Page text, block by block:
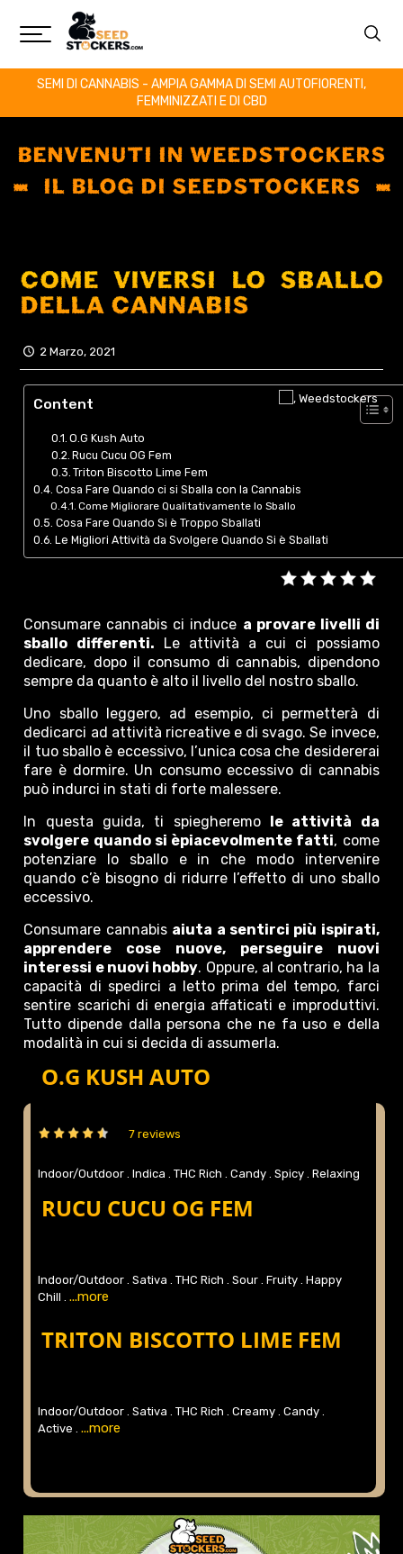
SEMI DI CANNABIS - AMPIA GAMMA DI SEMI AUTOFIORENTI,
FEMMINIZZATI E DI CBD
BENVENUTI IN WEEDSTOCKERS
IL BLOG DI SEEDSTOCKERS
COME VIVERSI LO SBALLO
DELLA CANNABIS
2 Marzo, 2021
Content
O.G Kush Auto
Rucu Cucu OG Fem
Triton Biscotto Lime Fem
Cosa Fare Quando ci si Sballa con la Cannabis
Come Migliorare Qualitativamente lo Sballo
Cosa Fare Quando Si è Troppo Sballati
Le Migliori Attività da Svolgere Quando Si è Sballati
Consumare cannabis ci induce a provare livelli di
sballo differenti. Le attività a cui ci possiamo
dedicare, dopo il consumo di cannabis, dipendono
sempre da quanto è alto il livello del nostro sballo.
Uno sballo leggero, ad esempio, ci permetterà di
dedicarci ad attività ricreative e di svago. Se invece,
il tuo sballo è eccessivo, l’unica cosa che desidererai
fare è dormire. Un consumo eccessivo di cannabis
può indurci in stati di forte malessere.
In questa guida, ti spiegheremo
le attività da
svolgere quando si èpiacevolmente fatti, come
potenziare lo sballo e in che modo intervenire
quando c’è bisogno di ridurre l’effetto di uno sballo
eccessivo.
Consumare cannabis aiuta a sentirci più ispirati,
apprendere cose nuove, perseguire nuovi
interessi e nuovi hobby. Oppure, al contrario, ha la
capacità di spedirci a letto prima del tempo, farci
sentire scarichi di energia affaticati e improduttivi.
Tutto dipende dalla persona che ne fa uso e della
modalità in cui si decida di assumerla.
O.G KUSH AUTO
7 reviews
Indoor/Outdoor .Indica .THC Rich .Candy .Spicy .Relaxing
RUCU CUCU OG FEM
Indoor/Outdoor .Sativa .THC Rich .Sour .Fruity .Happy
Chill ....more
TRITON BISCOTTO LIME FEM
Indoor/Outdoor .Sativa .THC Rich .Creamy .Candy .
Active ....more